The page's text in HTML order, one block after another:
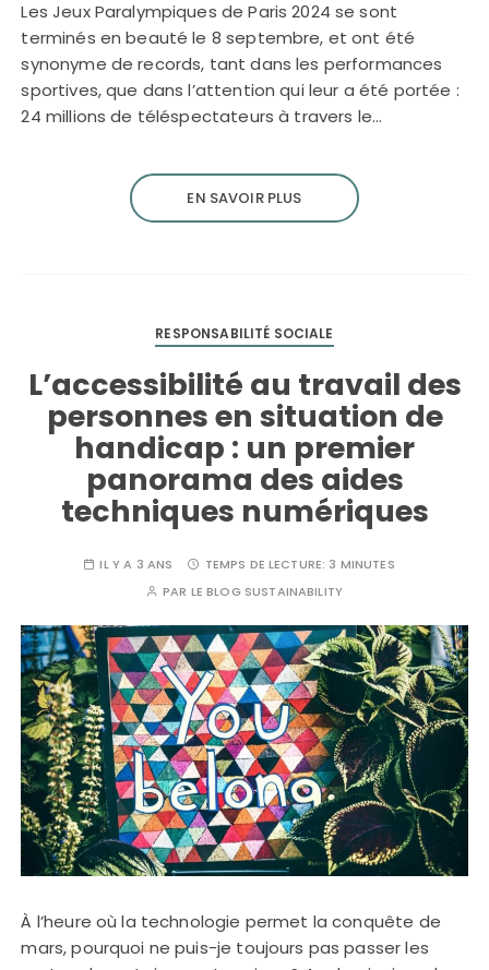
Les Jeux Paralympiques de Paris 2024 se sont
terminés en beauté le 8 septembre, et ont été
synonyme de records, tant dans les performances
sportives, que dans l’attention qui leur a été portée :
24 millions de téléspectateurs à travers le…
EN SAVOIR PLUS
RESPONSABILITÉ SOCIALE
L’accessibilité au travail des
personnes en situation de
handicap : un premier
panorama des aides
techniques numériques
IL Y A 3 ANS TEMPS DE LECTURE: 3 MINUTES
PAR LE BLOG SUSTAINABILITY
À l’heure où la technologie permet la conquête de
mars, pourquoi ne puis-je toujours pas passer les